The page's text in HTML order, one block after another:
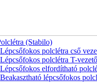
(Stabilo)
Lépcsőfokos polclétra cső
Lépcsőfokos polclétra T-
Lépcsőfokos elfordítható
Beakasztható lépcsőfokos